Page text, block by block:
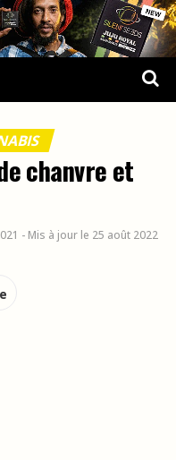
chanvre et
- Mis à jour le 25 août 2022